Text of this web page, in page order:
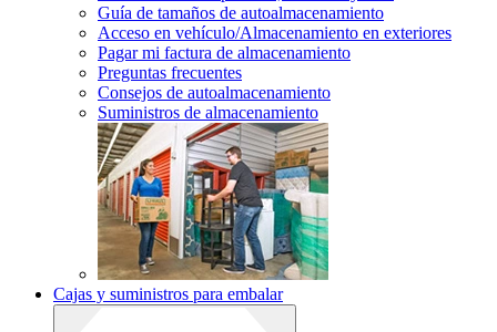
Guía de tamaños de autoalmacenamiento
Acceso en vehículo/Almacenamiento en exteriores
Pagar mi factura de almacenamiento
Preguntas frecuentes
Consejos de autoalmacenamiento
Suministros de almacenamiento
Cajas y suministros para embalar